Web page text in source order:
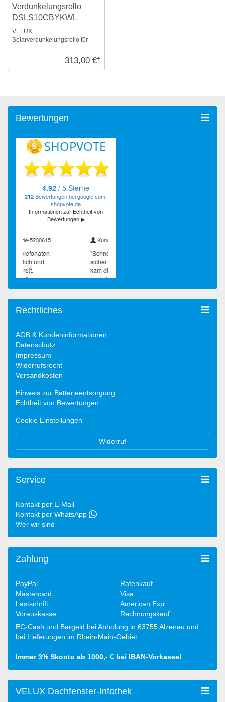
Verdunkelungsrollo
DSLS10CBYKWL
VELUX
Solarverdunkelungsrollo für
you!, weiße Schiene, io-313,00 €*
Bewertungen
Rechtliches
AGB & Kundeninformationen
Datenschutz
Impressum
Widerrufsrecht
Versandkosten
Hinweis zur Batterieentsorgung
Echtheit von Bewertungen
Cookie Einstellungen
Widerruf
Service
Kontakt per E-Mail
Kontakt per WhatsApp
Wer wir sind
Zahlung
PayPal
Ratenkauf
Mastercard
Visa
Lastschrift
American Exp.
Vorauskasse
Rechnungskauf
EC-Cash und Bargeld bei Abholung in 63755 Alzenau und
bei Lieferungen im Rhein-Main-Gebiet.
Immer 3% Skonto ab 1000,- € bei IBAN-Vorkasse!
VELUX Dachfenster-Infothek